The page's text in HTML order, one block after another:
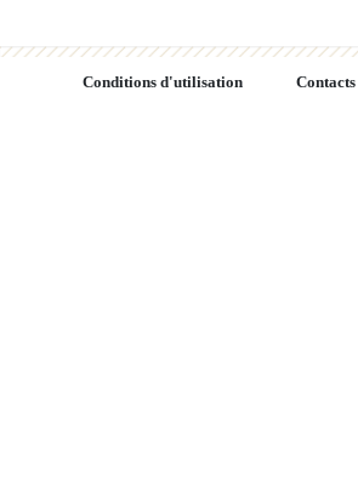
Conditions d'utilisation Contacts